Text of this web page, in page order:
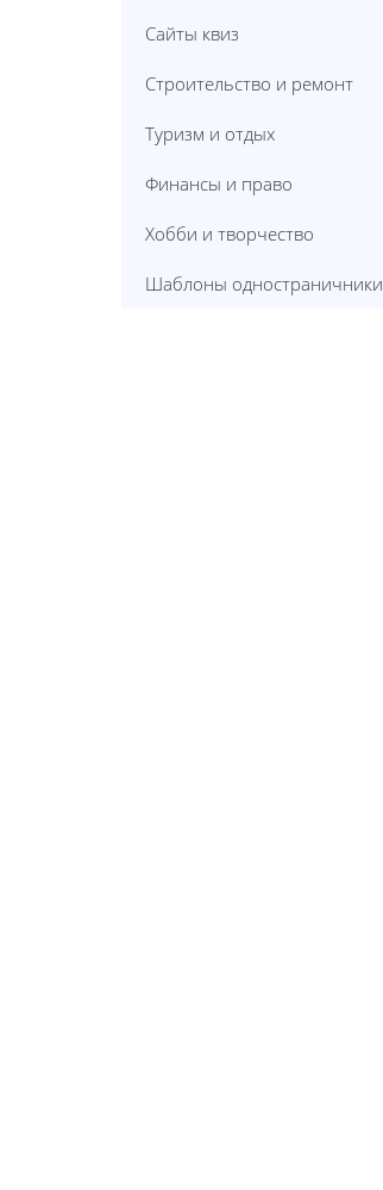
Сайты квиз
Строительство и ремонт
Туризм и отдых
Финансы и право
Хобби и творчество
Шаблоны одностраничники